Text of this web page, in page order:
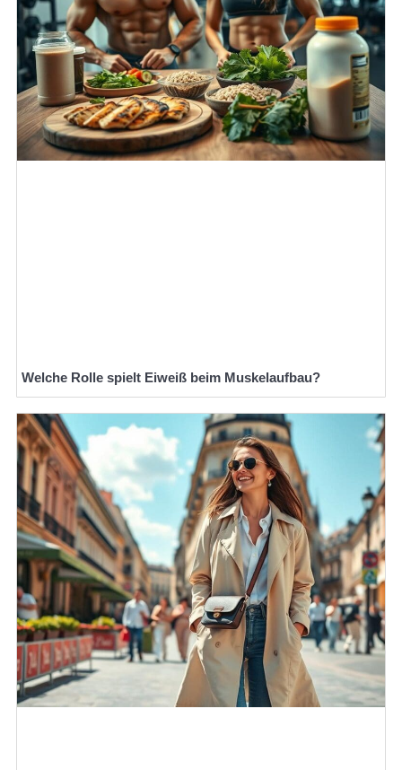
Welche Rolle spielt Eiweiß beim Muskelaufbau?